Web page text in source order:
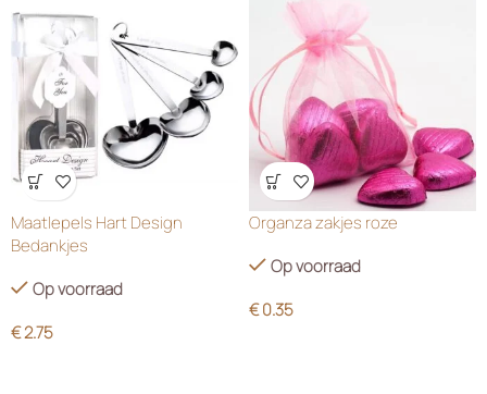
Wensenlijst
Maatlepels Hart Design
Bedankjes
Op voorraad
€2.75
Wensenlijst
Organza zakjes roze
Op voorraad
€0.35